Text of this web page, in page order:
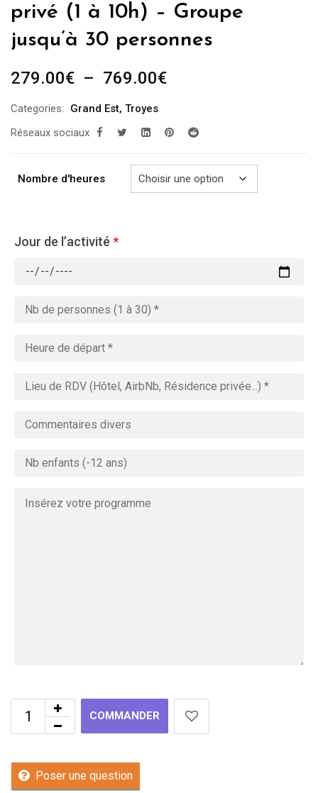
privé (1 à 10h) – Groupe
jusqu’à 30 personnes
279.00€ – 769.00€Plage
279.00€
769.00€
Categories: Grand Est, Troyes
Réseaux sociaux
Nombre d'heures
Jour de l’activité *
COMMANDER
Poser une question